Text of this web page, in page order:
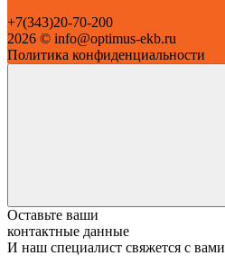
+7(343)20-70-200
2026 © info@optimus-ekb.ru
Политика конфиденциальности
Оставьте ваши
контактные данные
И наш специалист свяжется с вами